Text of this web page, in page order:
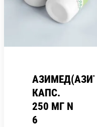
КАПС.
250 МГ N
6